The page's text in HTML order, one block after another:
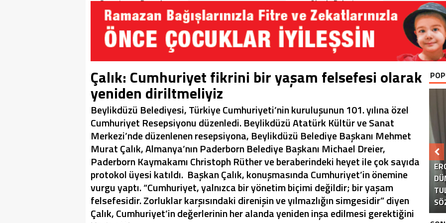
Soruşturma Dosyalarına
Yansıdı!
Okurla Buluştu
Çalık: Cumhuriyet fikrini bir yaşam felsefesi olarak
yeniden diriltmeliyiz
Beylikdüzü Belediyesi, Türkiye Cumhuriyeti’nin kuruluşunun 101. yılına özel
Cumhuriyet Resepsiyonu düzenledi. Beylikdüzü Atatürk Kültür ve Sanat
Merkezi’nde düzenlenen resepsiyona, Beylikdüzü Belediye Başkanı Mehmet
Murat Çalık, Almanya’nın Paderborn Belediye Başkanı Michael Dreier,
Paderborn Kaymakamı Christoph Rüther ve beraberindeki heyet ile çok sayıda
protokol üyesi katıldı. Başkan Çalık, konuşmasında Cumhuriyet’in önemine
vurgu yaptı. “Cumhuriyet, yalnızca bir yönetim biçimi değildir; bir yaşam
felsefesidir. Zorluklar karşısındaki direnişin ve yılmazlığın simgesidir” diyen
Çalık, Cumhuriyet’in değerlerinin her alanda yeniden inşa edilmesi gerektiğini